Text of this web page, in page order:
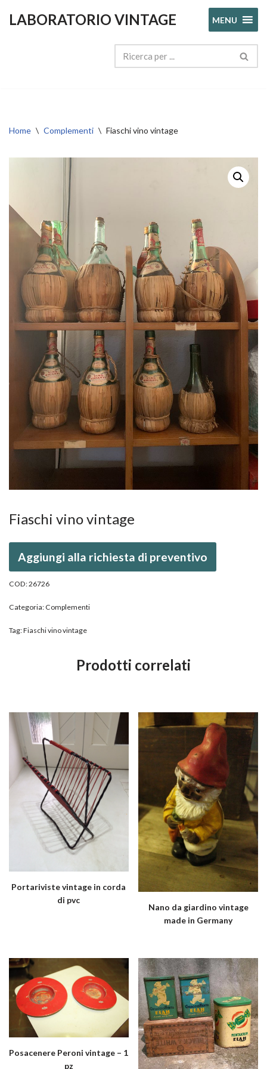
LABORATORIO VINTAGE MENU
Home \ Complementi \ Fiaschi vino vintage
Fiaschi vino vintage
Aggiungi alla richiesta di preventivo
COD:26726
Categoria: Complementi
Tag:Fiaschi vino vintage
Prodotti correlati
Portariviste vintage in corda
di pvc
Nano da giardino vintage
made in Germany
Posacenere Peroni vintage – 1
pz